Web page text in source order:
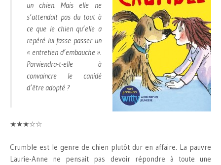
un chien. Mais elle ne
s’attendait pas du tout à
ce que le chien qu’elle a
repéré lui fasse passer un
« entretien d’embauche ».
Parviendra-t-elle à
convaincre le canidé
d’être adopté ?
★★★☆☆
Crumble est le genre de chien plutôt dur en affaire. La pauvre
Laurie-Anne ne pensait pas devoir répondre à toute une